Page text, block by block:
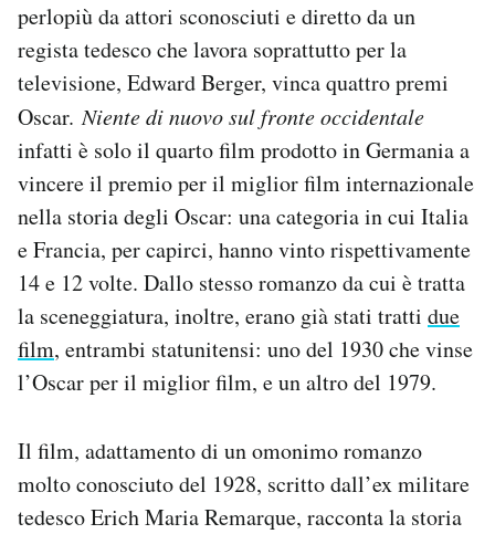
perlopiù da attori sconosciuti e diretto da un
regista tedesco che lavora soprattutto per la
televisione, Edward Berger, vinca quattro premi
Oscar.Niente di nuovo sul fronte occidentale
infatti è solo il quarto film prodotto in Germania a
vincere il premio per il miglior film internazionale
nella storia degli Oscar: una categoria in cui Italia
e Francia, per capirci, hanno vinto rispettivamente
14 e 12 volte. Dallo stesso romanzo da cui è tratta
la sceneggiatura, inoltre, erano già stati tratti due
film, entrambi statunitensi: uno del 1930 che vinse
l’Oscar per il miglior film, e un altro del 1979.
Il film, adattamento di un omonimo romanzo
molto conosciuto del 1928, scritto dall’ex militare
tedesco Erich Maria Remarque, racconta la storia